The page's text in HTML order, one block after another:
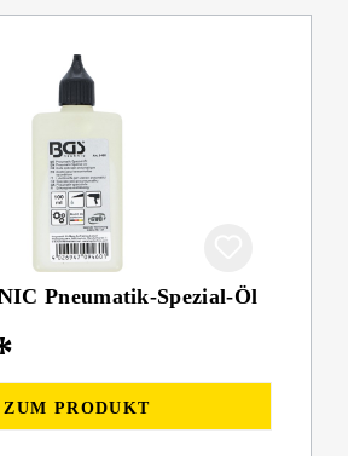
Pneumatik-Spezial-Öl
ZUM PRODUKT